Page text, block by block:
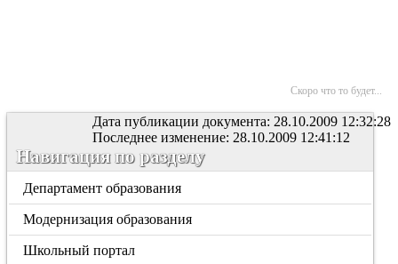
Скоро что то будет...
Дата публикации документа: 28.10.2009 12:32:28
Последнее изменение: 28.10.2009 12:41:12
Навигация по разделу
Департамент образования
Модернизация образования
Школьный портал